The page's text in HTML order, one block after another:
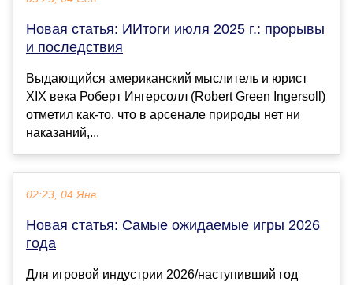
Новая статья: ИИтоги июля 2025 г.: прорывы
и последствия
Выдающийся американский мыслитель и юрист
XIX века Роберт Ингерсолл (Robert Green Ingersoll)
отметил как-то, что в арсенале природы нет ни
наказаний,...
02:23, 04 Янв
Новая статья: Самые ожидаемые игры 2026
года
Для игровой индустрии 2026/наступивший год